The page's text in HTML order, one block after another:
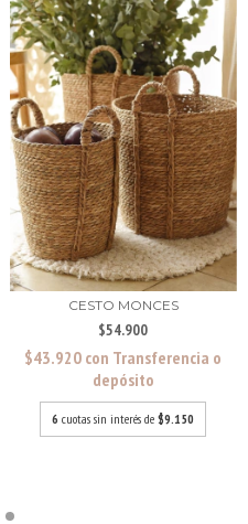
CESTO MONCES
$54.900
$43.920 con Transferencia o
depósito
6 cuotas sin interés de$9.150